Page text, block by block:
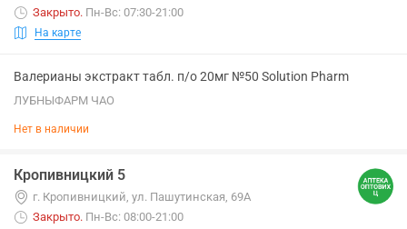
Закрыто. Пн-Вс: 07:30-21:00
На карте
Валерианы экстракт табл. п/о 20мг №50 Solution Pharm
ЛУБНЫФАРМ ЧАО
Нет в наличии
Кропивницкий 5
г. Кропивницкий, ул. Пашутинская, 69А
Закрыто. Пн-Вс: 08:00-21:00